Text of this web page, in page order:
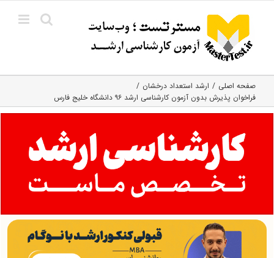
content
صفحه اصلی
ارشد استعداد درخشان
فراخوان پذیرش بدون آزمون کارشناسی ارشد ۹۶ دانشگاه خلیج فارس